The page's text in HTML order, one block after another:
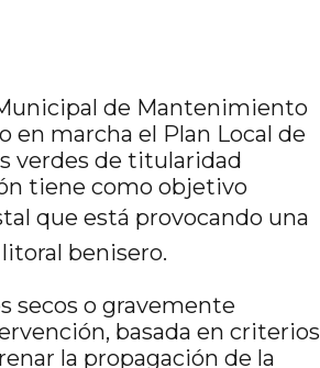
de Mantenimiento
en marcha el Plan Local de
verdes de titularidad
tiene como objetivo
que está provocando una
benisero.
secos o gravemente
basada en criterios
la propagación de la